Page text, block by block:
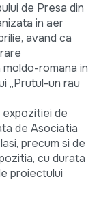
de Presa din
in aer
avand ca
romana in
„Prutul-un rau
de
de Asociatia
precum si de
cu durata
proiectului